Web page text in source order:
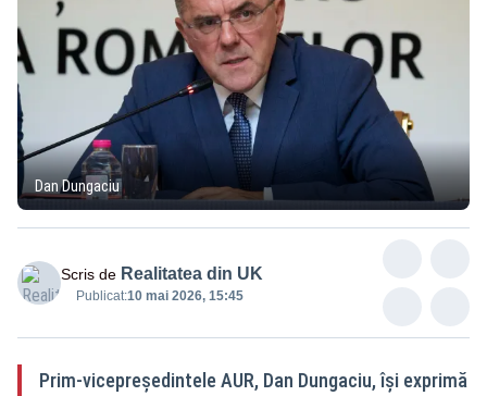
Dan Dungaciu
Scris de Realitatea din UK
Publicat:10 mai 2026, 15:45
Prim-vicepreședintele AUR, Dan Dungaciu, își exprimă